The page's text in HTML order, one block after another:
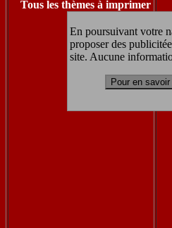
En poursuivant votre
proposer des
site. Aucune
Pour en
Tous les thèmes à imprimer